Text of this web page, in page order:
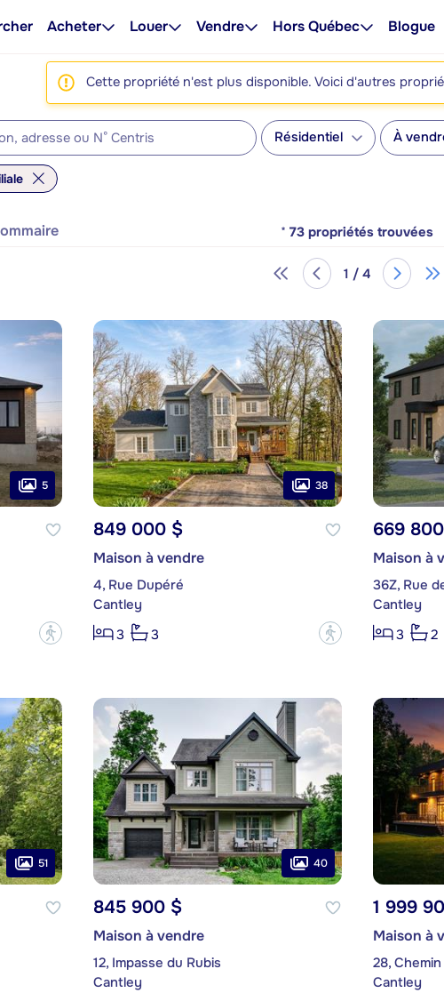
Acheter Louer Vendre Hors Québec Blogue
Cette propriété n'est plus disponible. Voici d'autres
Résidentiel À
* 73 propriétés trouvées
1 / 4
5
?
38
849 000 $
Maison à vendre
4, Rue Dupéré
Cantley
3
3 ?
669
Maison à
36Z, Rue
Cantley
3
2
51 40
845 900 $
Maison à vendre
12, Impasse du Rubis
Cantley
1 999
Maison à
28,
Cantley